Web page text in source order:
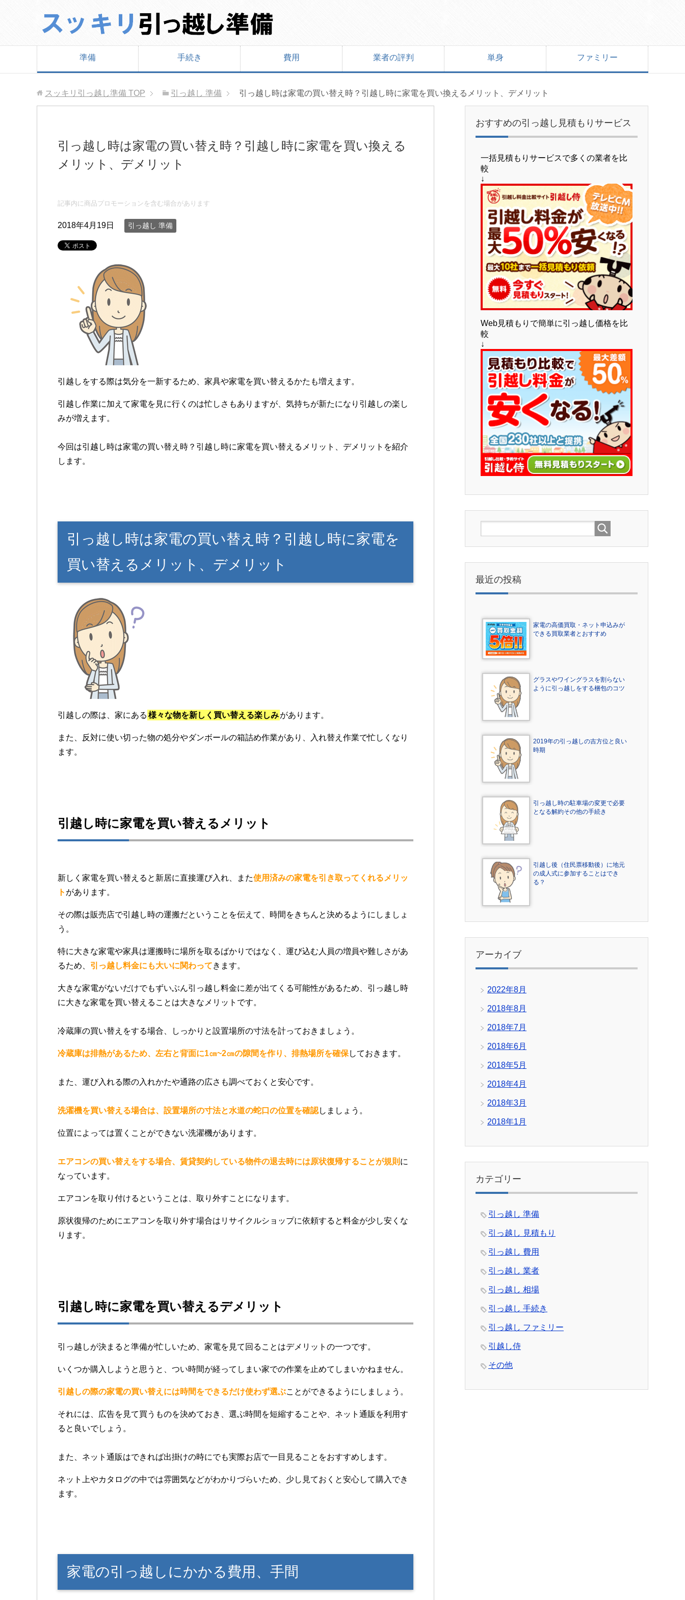
準備 手続き 費用 業者の評判 単身 ファミリー
スッキリ引っ越し準備 TOP 引っ越し 準備 引っ越し時は家電の買い替え時？引越し時に家電を買い換えるメリット、デメリット
引っ越し時は家電の買い替え時？引越し時に家電を買い換える
メリット、デメリット
記事内に商品プロモーションを含む場合があります
2018年4月19日 引っ越し 準備
引越しをする際は気分を一新するため、家具や家電を買い替えるかたも増えます。
引越し作業に加えて家電を見に行くのは忙しさもありますが、気持ちが新たになり引越しの楽し
みが増えます。
今回は引越し時は家電の買い替え時？引越し時に家電を買い替えるメリット、デメリットを紹介
します。
引っ越し時は家電の買い替え時？引越し時に家電を
買い替えるメリット、デメリット
引越しの際は、家にある 様々な物を新しく買い替える楽しみがあります。
また、反対に使い切った物の処分やダンボールの箱詰め作業があり、入れ替え作業で忙しくなり
ます。
引越し時に家電を買い替えるメリット
新しく家電を買い替えると新居に直接運び入れ、また使用済みの家電を引き取ってくれるメリッ
ト があります。
その際は販売店で引越し時の運搬だということを伝えて、時間をきちんと決めるようにしましょ
う。
特に大きな家電や家具は運搬時に場所を取るばかりではなく、運び込む人員の増員や難しさがあ
るため、 引っ越し料金にも大いに関わってきます。
大きな家電がないだけでもずいぶん引っ越し料金に差が出てくる可能性があるため、引っ越し時
に大きな家電を買い替えることは大きなメリットです。
冷蔵庫の買い替えをする場合、しっかりと設置場所の寸法を計っておきましょう。
冷蔵庫は排熱があるため、左右と背面に1㎝~2㎝の隙間を作り、排熱場所を確保しておきます。
また、運び入れる際の入れかたや通路の広さも調べておくと安心です。
洗濯機を買い替える場合は、設置場所の寸法と水道の蛇口の位置を確認しましょう。
位置によっては置くことができない洗濯機があります。
エアコンの買い替えをする場合、賃貸契約している物件の退去時には原状復帰することが規則 に
なっています。
エアコンを取り付けるということは、取り外すことになります。
原状復帰のためにエアコンを取り外す場合はリサイクルショップに依頼すると料金が少し安くな
ります。
引越し時に家電を買い替えるデメリット
引っ越しが決まると準備が忙しいため、家電を見て回ることはデメリットの一つです。
いくつか購入しようと思うと、つい時間が経ってしまい家での作業を止めてしまいかねません。
引越しの際の家電の買い替えには時間をできるだけ使わず選ぶことができるようにしましょう。
それには、広告を見て買うものを決めておき、選ぶ時間を短縮することや、ネット通販を利用す
ると良いでしょう。
また、ネット通販はできれば出掛けの時にでも実際お店で一目見ることをおすすめします。
ネット上やカタログの中では雰囲気などがわかりづらいため、少し見ておくと安心して購入でき
ます。
家電の引っ越しにかかる費用、手間
おすすめの引っ越し見積もりサービス
一括見積もりサービスで多くの業者を比
較
↓
Web見積もりで簡単に引っ越し価格を比
較
↓
最近の投稿
家電の高価買取・ネット申込みが
できる買取業者とおすすめ
グラスやワイングラスを割らない
ように引っ越しをする梱包のコツ
2019年の引っ越しの吉方位と良い
時期
引っ越し時の駐車場の変更で必要
となる解約その他の手続き
引越し後（住民票移動後）に地元
の成人式に参加することはでき
る？
アーカイブ
2022年8月
2018年8月
2018年7月
2018年6月
2018年5月
2018年4月
2018年3月
2018年1月
カテゴリー
引っ越し 準備
引っ越し 見積もり
引っ越し 費用
引っ越し 業者
引っ越し 相場
引っ越し 手続き
引っ越し ファミリー
引越し侍
その他